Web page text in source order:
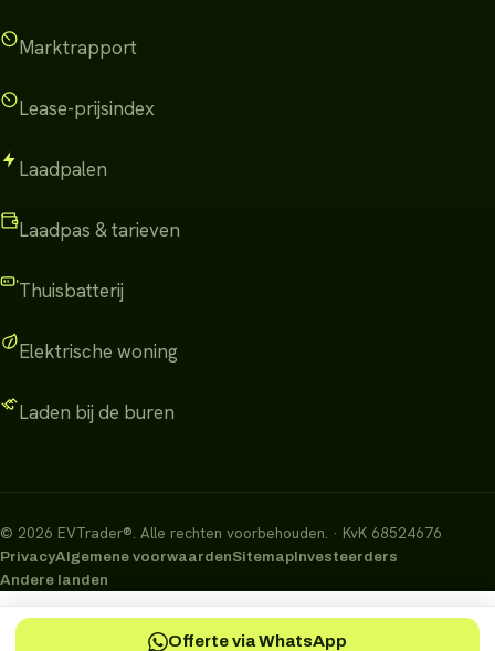
Marktrapport
Lease-prijsindex
Laadpalen
Laadpas & tarieven
Thuisbatterij
Elektrische woning
Laden bij de buren
© 2026 EVTrader®. Alle rechten voorbehouden. · KvK 68524676
PrivacyAlgemene voorwaardenSitemapInvesteerders
Andere landen
Offerte via WhatsApp